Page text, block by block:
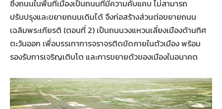
ซึ่งถนนในพื้นที่เมืองเป็นถนนที่มีความคับแคบ ไม่สามารถ
ปรับปรุงและขยายถนนเดิมได้ จึงก่อสร้างส่วนต่อขยายถนน
เฉลิมพระเกียรติ (ตอนที่ 2) เป็นถนนวงแหวนเลี่ยงเมืองด้านทิศ
ตะวันออก เพื่อบรรเทาการจราจรติดขัดภายในตัวเมือง พร้อม
รองรับการเจริญเติบโต และการขยายตัวของเมืองในอนาคต